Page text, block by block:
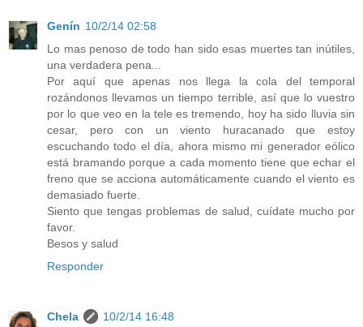
Genín 10/2/14 02:58
Lo mas penoso de todo han sido esas muertes tan inútiles,
una verdadera pena...
Por aquí que apenas nos llega la cola del temporal
rozándonos llevamos un tiempo terrible, así que lo vuestro
por lo que veo en la tele es tremendo, hoy ha sido lluvia sin
cesar, pero con un viento huracanado que estoy
escuchando todo el día, ahora mismo mi generador eólico
está bramando porque a cada momento tiene que echar el
freno que se acciona automáticamente cuando el viento es
demasiado fuerte.
Siento que tengas problemas de salud, cuídate mucho por
favor.
Besos y salud
Responder
Chela 10/2/14 16:48